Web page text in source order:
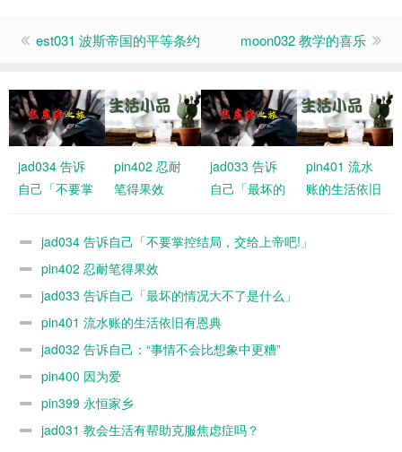
est031 波斯帝国的平等条约 moon032 教学的喜乐
jad034 告诉
自己「不要掌
上帝吧!」
pin402 忍耐
笔得果效
jad033 告诉
自己「最坏的
什么」
pin401 流水
账的生活依旧
jad034 告诉自己「不要掌控结局，交给上帝吧!」
pin402 忍耐笔得果效
jad033 告诉自己「最坏的情况大不了是什么」
pin401 流水账的生活依旧有恩典
jad032 告诉自己：“事情不会比想象中更糟”
pin400 因为爱
pin399 永恒家乡
jad031 教会生活有帮助克服焦虑症吗？